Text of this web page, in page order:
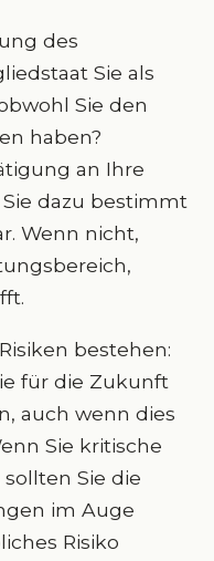
des
Sie als
Sie den
haben?
an Ihre
dazu bestimmt
Wenn nicht,
bestehen:
für die Zukunft
auch wenn dies
Sie kritische
Sie die
im Auge
Risiko